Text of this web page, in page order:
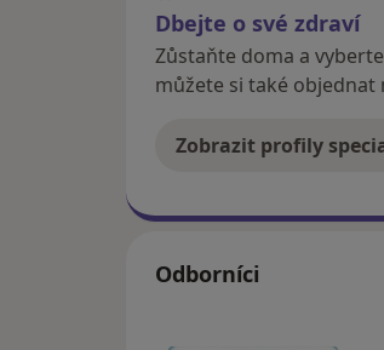
Dbejte o své zdraví
Zůstaňte doma a
můžete si také objednat
Zobrazit profily
Odborníci